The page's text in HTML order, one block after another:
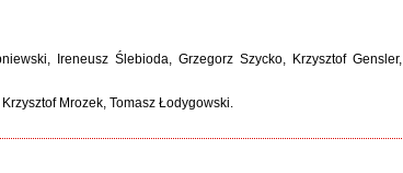
Ireneusz Ślebioda, Grzegorz Szycko, Krzysztof Gensler,
Mrozek, Tomasz Łodygowski.